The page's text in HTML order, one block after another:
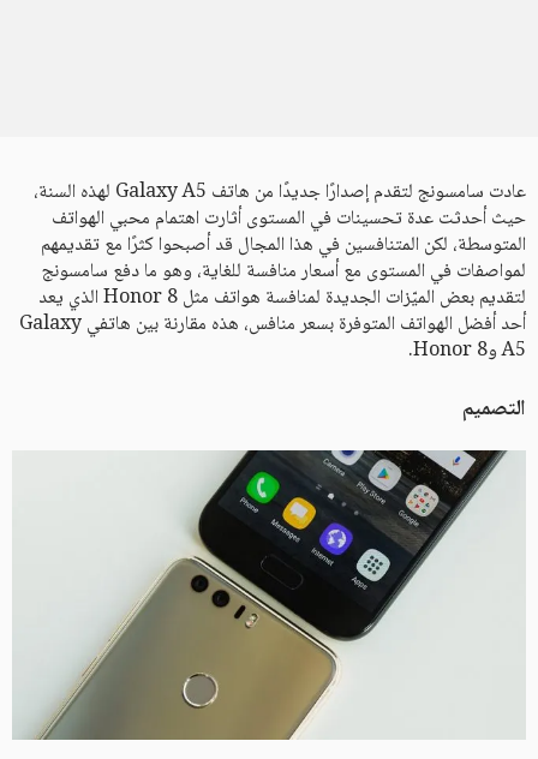
عادت سامسونج لتقدم إصدارًا جديدًا من هاتف Galaxy A5 لهذه السنة،
حيث أحدثت عدة تحسينات في المستوى أثارت اهتمام محبي الهواتف
المتوسطة، لكن المتنافسين في هذا المجال قد أصبحوا كثرًا مع تقديمهم
لمواصفات في المستوى مع أسعار منافسة للغاية، وهو ما دفع سامسونج
لتقديم بعض الميّزات الجديدة لمنافسة هواتف مثل Honor 8 الذي يعد
أحد أفضل الهواتف المتوفرة بسعر منافس، هذه مقارنة بين هاتفي Galaxy
A5 وHonor 8.
التصميم